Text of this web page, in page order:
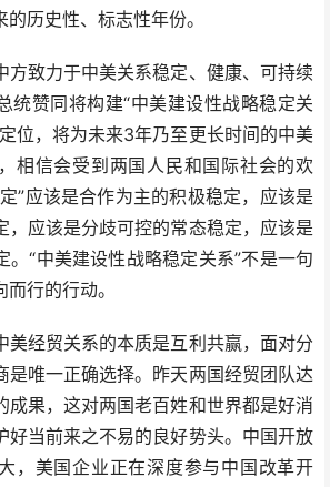
历史性、标志性年份。
致力于中美关系稳定、健康、可持续
统赞同将构建“中美建设性战略稳定关
位，将为未来3年乃至更长时间的中美
相信会受到两国人民和国际社会的欢
”应该是合作为主的积极稳定，应该是
，应该是分歧可控的常态稳定，应该是
。“中美建设性战略稳定关系”不是一句
行的行动。
经贸关系的本质是互利共赢，面对分
是唯一正确选择。昨天两国经贸团队达
成果，这对两国老百姓和世界都是好消
好当前来之不易的良好势头。中国开放
，美国企业正在深度参与中国改革开